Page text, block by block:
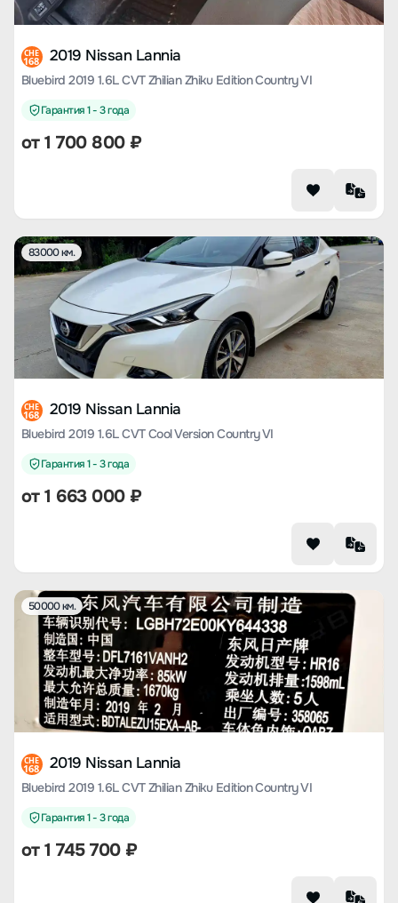
CHE
168 2019 Nissan Lannia
Bluebird 2019 1.6L CVT Zhilian Zhiku Edition Country VI
Гарантия 1 - 3 года
от1 700 800₽
83000 км.
CHE
168 2019 Nissan Lannia
Bluebird 2019 1.6L CVT Cool Version Country VI
Гарантия 1 - 3 года
от1 663 000₽
50000 км.
CHE
168 2019 Nissan Lannia
Bluebird 2019 1.6L CVT Zhilian Zhiku Edition Country VI
Гарантия 1 - 3 года
от1 745 700₽